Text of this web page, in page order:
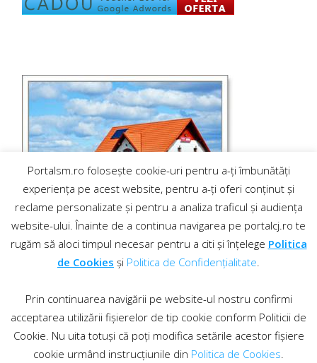
Contact·Regulament comentarii
Portalsm.ro folosește cookie-uri pentru a-ți îmbunătăți
experiența pe acest website, pentru a-ți oferi conținut și
reclame personalizate și pentru a analiza traficul și audiența
website-ului. Înainte de a continua navigarea pe portalcj.ro te
rugăm să aloci timpul necesar pentru a citi și înțelege Politica
de Cookies și Politica de Confidențialitate.
Prin continuarea navigării pe website-ul nostru confirmi
acceptarea utilizării fișierelor de tip cookie conform Politicii de
Cookie. Nu uita totuși că poți modifica setările acestor fișiere
cookie urmând instrucțiunile din Politica de Cookies.